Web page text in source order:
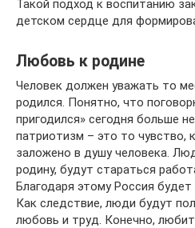
Такой подход к воспитанию
детском сердце для
Любовь к родине
Человек должен уважать то
родился. Понятно, что
пригодился» сегодня больше
патриотизм – это то
заложено в душу человека.
родину, будут стараться
Благодаря этому Россия будет
Как следствие, люди будут
любовь и труд. Конечно,